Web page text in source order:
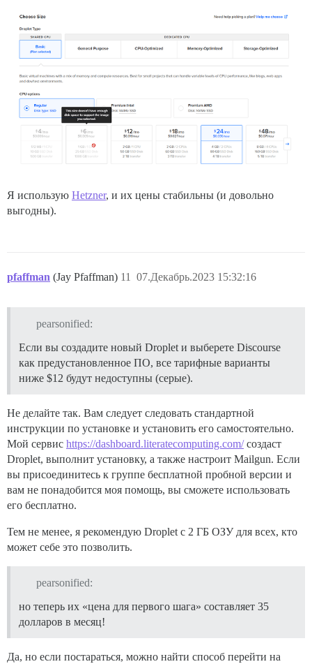
Я использую Hetzner, и их цены стабильны (и довольно
выгодны).
pfaffman (Jay Pfaffman) 07.Декабрь.2023 15:32:16
11
pearsonified:
Если вы создадите новый Droplet и выберете Discourse
как предустановленное ПО, все тарифные варианты
ниже $12 будут недоступны (серые).
Не делайте так. Вам следует следовать стандартной
инструкции по установке и установить его самостоятельно.
Мой сервис https://dashboard.literatecomputing.com/создаст
Droplet, выполнит установку, а также настроит Mailgun. Если
вы присоединитесь к группе бесплатной пробной версии и
вам не понадобится моя помощь, вы сможете использовать
его бесплатно.
Тем не менее, я рекомендую Droplet с 2 ГБ ОЗУ для всех, кто
может себе это позволить.
pearsonified:
но теперь их «цена для первого шага» составляет 35
долларов в месяц!
Да, но если постараться, можно найти способ перейти на